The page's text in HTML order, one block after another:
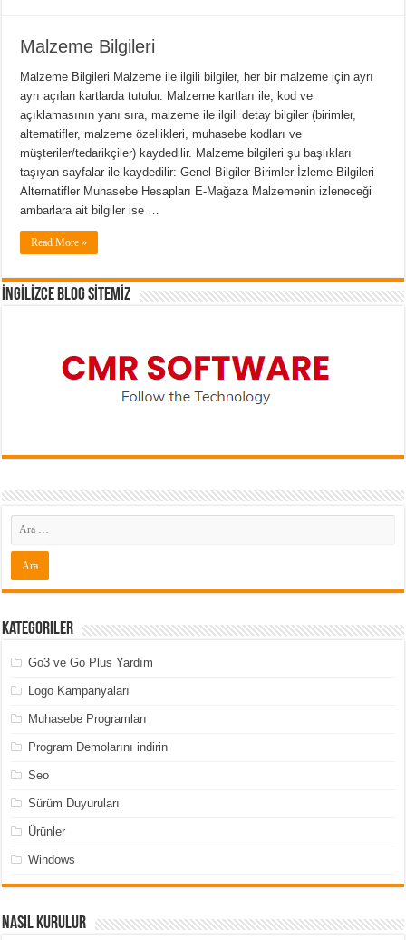
Malzeme Bilgileri
Malzeme Bilgileri Malzeme ile ilgili bilgiler, her bir malzeme için ayrı
ayrı açılan kartlarda tutulur. Malzeme kartları ile, kod ve
açıklamasının yanı sıra, malzeme ile ilgili detay bilgiler (birimler,
alternatifler, malzeme özellikleri, muhasebe kodları ve
müşteriler/tedarikçiler) kaydedilir. Malzeme bilgileri şu başlıkları
taşıyan sayfalar ile kaydedilir: Genel Bilgiler Birimler İzleme Bilgileri
Alternatifler Muhasebe Hesapları E-Mağaza Malzemenin izleneceği
ambarlara ait bilgiler ise …
Read More »
İNGİLİZCE BLOG SİTEMİZ
Kategoriler
Go3 ve Go Plus Yardım
Logo Kampanyaları
Muhasebe Programları
Program Demolarını indirin
Seo
Sürüm Duyuruları
Ürünler
Windows
Nasıl Kurulur